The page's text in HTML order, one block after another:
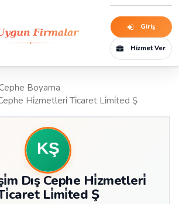
Giriş
Hizmet Ver
Boyama
Hi̇zmetleri̇ Ti̇caret Li̇mi̇ted Ş
Dış Cephe Hi̇zmetleri̇
Li̇mi̇ted Ş